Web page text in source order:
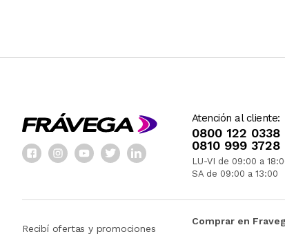
Atención al cliente:
0800 122 0338
0810 999 3728
LU-VI de 09:00 a
SA de 09:00 a 13:00
Recibí ofertas y promociones
Comprar en